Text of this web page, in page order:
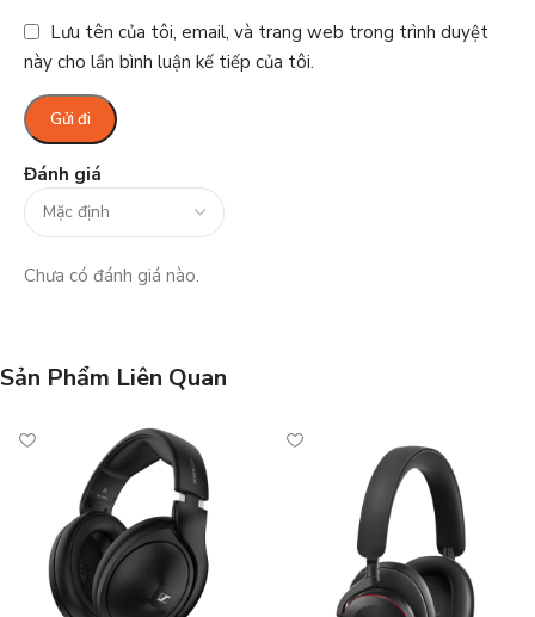
Đánh giá
Chưa có đánh giá nào.
Lưu tên của tôi, email, và trang web trong trình duyệt
này cho lần bình luận kế tiếp của tôi.
Sản Phẩm Liên Quan